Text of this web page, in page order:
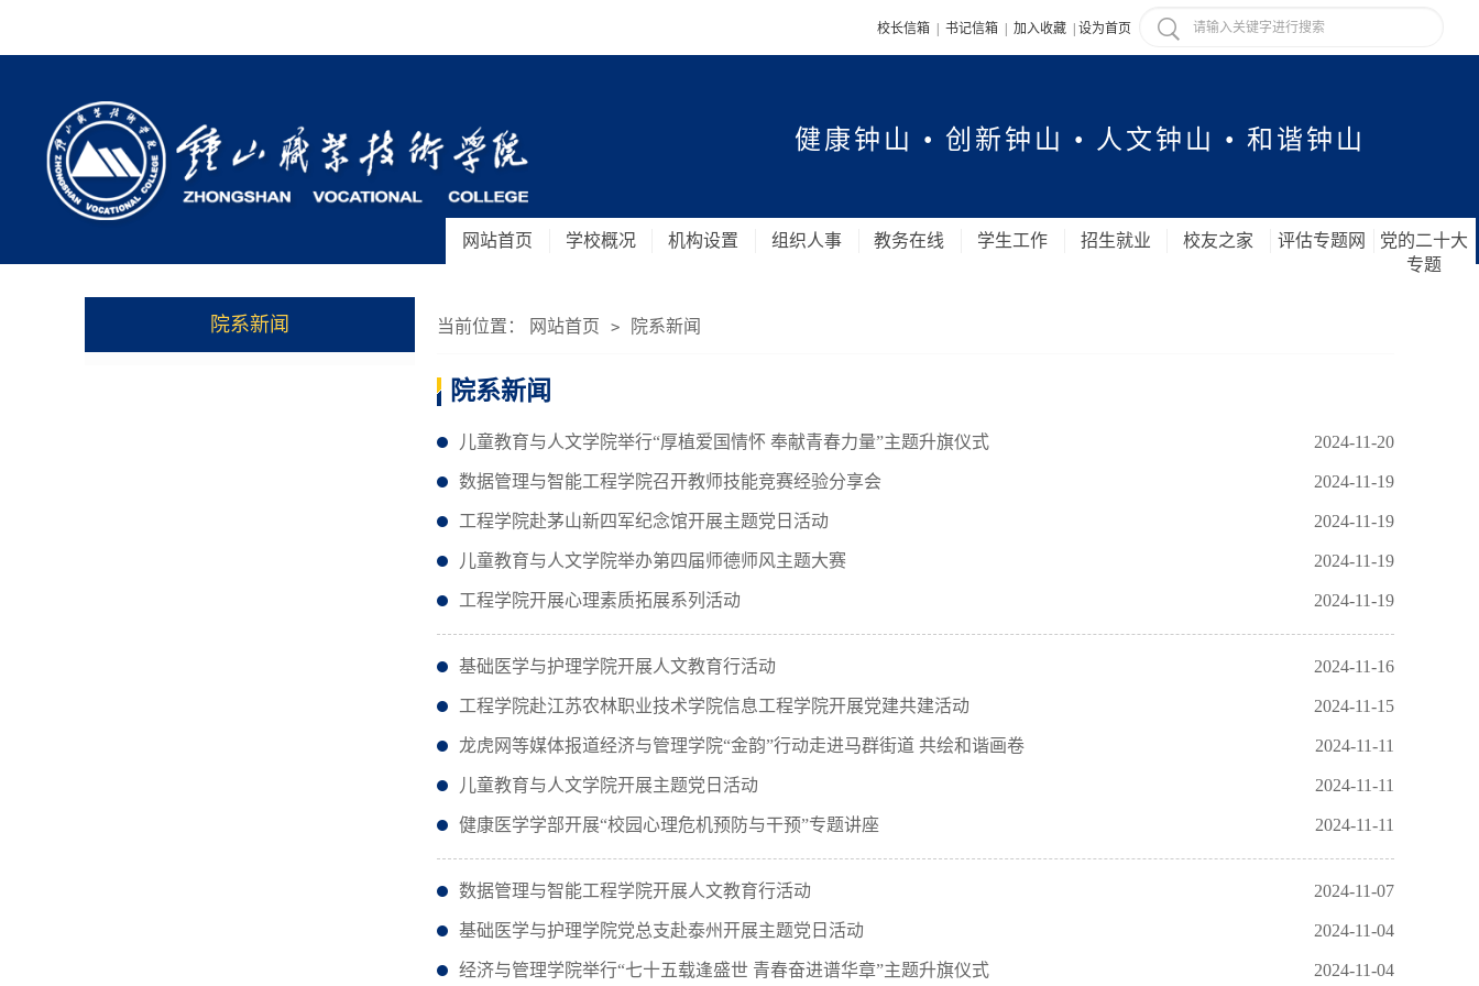
校长信箱 书记信箱 加入收藏 设为首页
健康钟山 • 创新钟山 • 人文钟山 • 和谐钟山
网站首页 学校概况 机构设置 组织人事 教务在线 学生工作 招生就业 校友之家 评估专题网
党的二十大
专题
院系新闻 当前位置： 网站首页 > 院系新闻
院系新闻
2024-11-20
儿童教育与人文学院举行“厚植爱国情怀 奉献青春力量”主题升旗仪式
2024-11-19
数据管理与智能工程学院召开教师技能竞赛经验分享会
2024-11-19
工程学院赴茅山新四军纪念馆开展主题党日活动
2024-11-19
儿童教育与人文学院举办第四届师德师风主题大赛
2024-11-19
工程学院开展心理素质拓展系列活动
2024-11-16
基础医学与护理学院开展人文教育行活动
2024-11-15
工程学院赴江苏农林职业技术学院信息工程学院开展党建共建活动
2024-11-11
龙虎网等媒体报道经济与管理学院“金韵”行动走进马群街道 共绘和谐画卷
2024-11-11
儿童教育与人文学院开展主题党日活动
2024-11-11
健康医学学部开展“校园心理危机预防与干预”专题讲座
2024-11-07
数据管理与智能工程学院开展人文教育行活动
2024-11-04
基础医学与护理学院党总支赴泰州开展主题党日活动
2024-11-04
经济与管理学院举行“七十五载逢盛世 青春奋进谱华章”主题升旗仪式